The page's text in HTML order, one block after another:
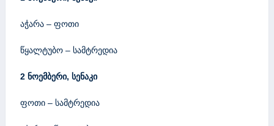
აჭარა – ფოთი
წყალტუბო – სამტრედია
2 ნოემბერი, სენაკი
ფოთი – სამტრედია